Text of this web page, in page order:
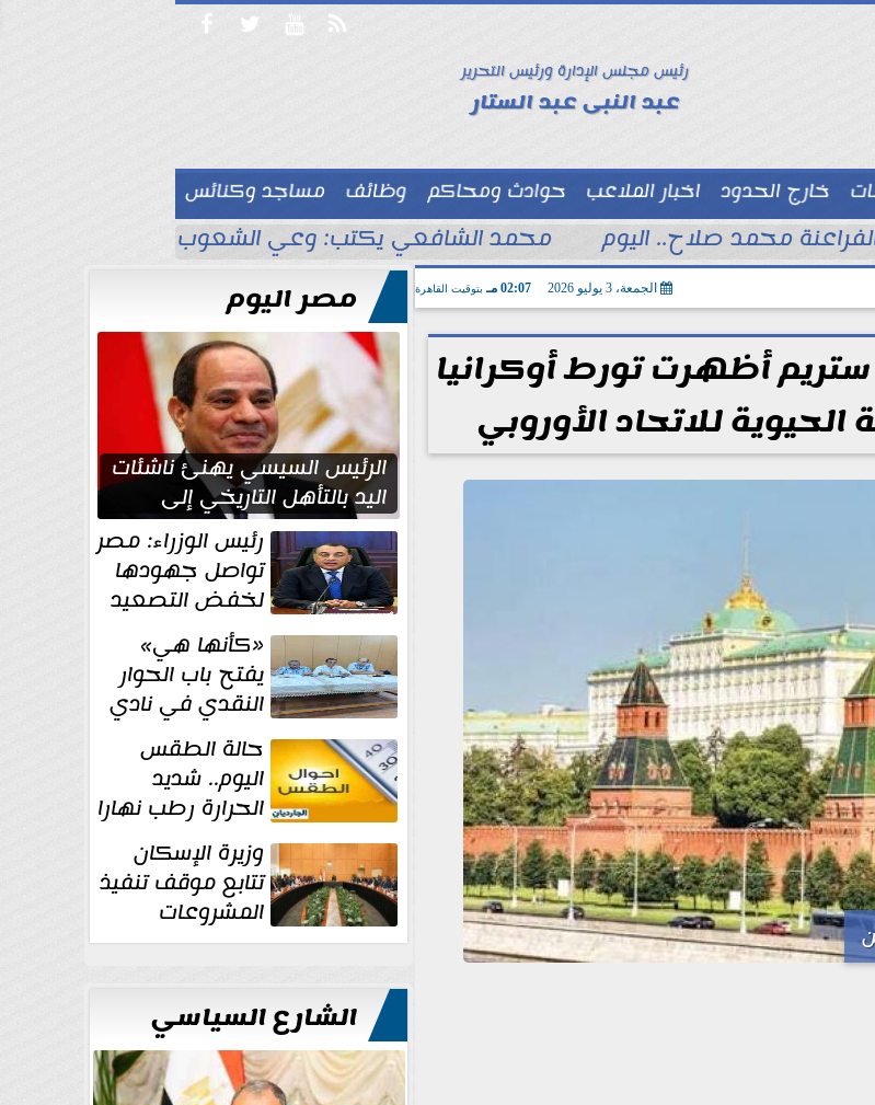
   
رئيس مجلس الإدارة ورئيس التحرير
عبد النبى عبد الستار
خارج الحدود اخبار الملاعب حوادث ومحاكم وظائف
مساجد وكنائس
توك شو  محمد صلاح.. اليوم محمد الشافعي يكتب: وعي الشعوب لا يُقاس
الجمعة، 3 يوليو 2026 02:07 مـ بتوقيت القاهرة
أظهرت تورط أوكرانيا
للاتحاد الأوروبي
مصر اليوم
الرئيس السيسي يهنئ ناشئات
اليد بالتأهل التاريخي إلى
نصف نهائي كأس العالم
رئيس الوزراء: مصر
تواصل جهودها
لخفض التصعيد
والحفاظ على
الاستقرار الإقليمي«كأنها هي»
يفتح باب الحوار
النقدي في نادي
أدب مصر الجديدة
حالة الطقس
اليوم.. شديد
الحرارة رطب نهارا
مائل للحرارة رطب
ليلا.. و... وزيرة الإسكان
تتابع موقف تنفيذ
المشروعات
والخطة
للتعميرالشارع السياسي